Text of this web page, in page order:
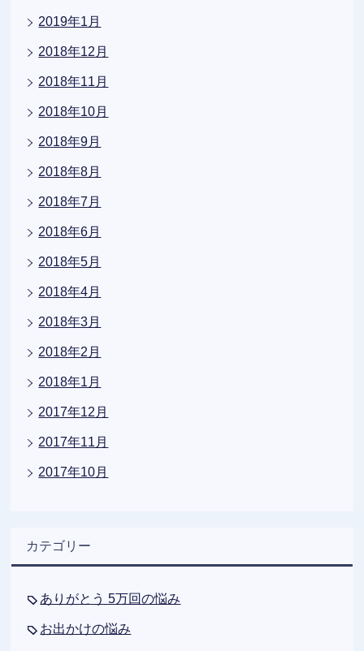
2019年1月
2018年12月
2018年11月
2018年10月
2018年9月
2018年8月
2018年7月
2018年6月
2018年5月
2018年4月
2018年3月
2018年2月
2018年1月
2017年12月
2017年11月
2017年10月
カテゴリー
ありがとう 5万回の悩み
お出かけの悩み